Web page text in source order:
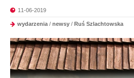
11-06-2019
wydarzenia / newsy / Ruś Szlachtowska